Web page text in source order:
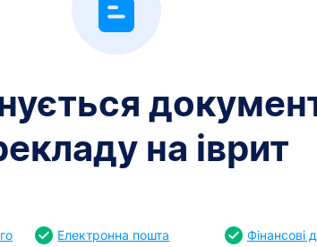
на іврит
Електронна пошта Фінансові